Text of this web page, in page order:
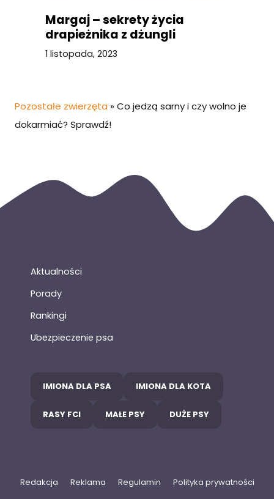
Margaj – sekrety życia
drapieżnika z dżungli
1 listopada, 2023
Pozostałe zwierzęta » Co jedzą sarny i czy wolno je
dokarmiać? Sprawdź!
Aktualności
Porady
Rankingi
Ubezpieczenie psa
IMIONA DLA PSA IMIONA DLA KOTA
RASY FCI MAŁE PSY DUŻE PSY
Redakcja Reklama Regulamin Polityka prywatności